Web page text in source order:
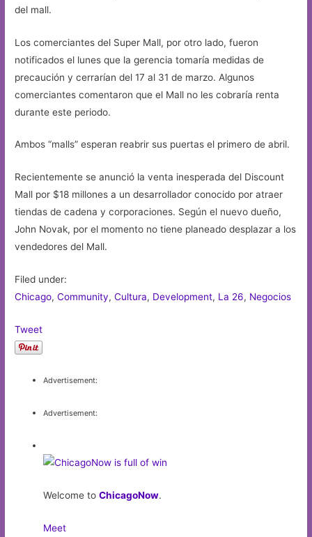
del mall.
Los comerciantes del Super Mall, por otro lado, fueron
notificados el lunes que la gerencia tomaría medidas de
precaución y cerrarían del 17 al 31 de marzo. Algunos
comerciantes comentaron que el Mall no les cobraría renta
durante este periodo.
Ambos “malls” esperan reabrir sus puertas el primero de abril.
Recientemente se anunció la venta inesperada del Discount
Mall por $18 millones a un desarrollador conocido por atraer
tiendas de cadena y corporaciones. Según el nuevo dueño,
John Novak, por el momento no tiene planeado desplazar a los
vendedores del Mall.
Filed under:
Chicago,Community,Cultura, Development, La 26, Negocios
Tweet
Advertisement:
Advertisement:
Welcome toChicagoNow.
Meet